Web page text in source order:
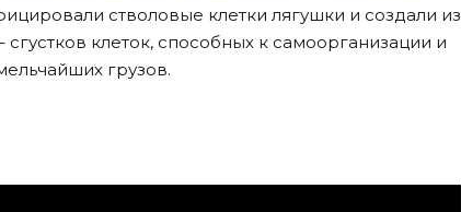
стволовые клетки лягушки и создали из
сгустков клеток, способных к самоорганизации и
грузов.